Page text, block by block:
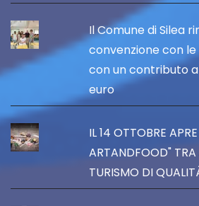
Il Comune di Silea
convenzione con
con un contributo
euro
IL 14 OTTOBRE
ARTANDFOOD" TRA
TURISMO DI